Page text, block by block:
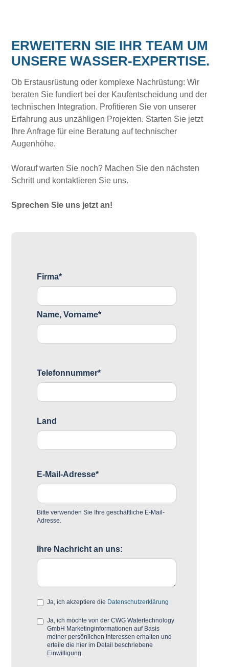
ERWEITERN SIE IHR TEAM UM
UNSERE WASSER-EXPERTISE.
Ob Erstausrüstung oder komplexe Nachrüstung: Wir
beraten Sie fundiert bei der Kaufentscheidung und der
technischen Integration. Profitieren Sie von unserer
Erfahrung aus unzähligen Projekten. Starten Sie jetzt
Ihre Anfrage für eine Beratung auf technischer
Augenhöhe.
Worauf warten Sie noch? Machen Sie den nächsten
Schritt und kontaktieren Sie uns.
Sprechen Sie uns jetzt an!
Firma*
Name, Vorname*
Telefonnummer*
Land
E-Mail-Adresse*
Bitte verwenden Sie Ihre geschäftliche E-Mail-
Adresse.
Ihre Nachricht an uns:
Ja, ich akzeptiere die Datenschutzerklärung
Ja, ich möchte von der CWG Watertechnology
GmbH Marketinginformationen auf Basis
meiner persönlichen Interessen erhalten und
erteile die hier im Detail beschriebene
Einwilligung.